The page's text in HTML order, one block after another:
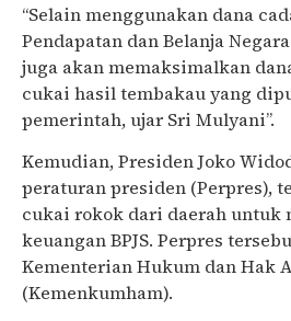
“Selain menggunakan dana
Pendapatan dan Belanja Negara
juga akan memaksimalkan
cukai hasil tembakau yang
pemerintah, ujar Sri Mulyani”.
Kemudian, Presiden Joko
peraturan presiden (Perpres),
cukai rokok dari daerah untuk
keuangan BPJS. Perpres
Kementerian Hukum dan Hak
(Kemenkumham).